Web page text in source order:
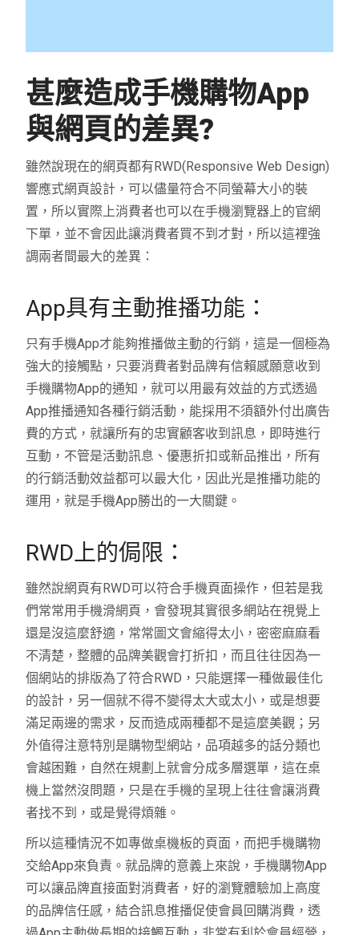
甚麼造成手機購物App
與網頁的差異?
雖然說現在的網頁都有RWD(Responsive Web Design)
響應式網頁設計，可以儘量符合不同螢幕大小的裝
置，所以實際上消費者也可以在手機瀏覽器上的官網
下單，並不會因此讓消費者買不到才對，所以這裡強
調兩者間最大的差異：
App具有主動推播功能：
只有手機App才能夠推播做主動的行銷，這是一個極為
強大的接觸點，只要消費者對品牌有信賴感願意收到
手機購物App的通知，就可以用最有效益的方式透過
App推播通知各種行銷活動，能採用不須額外付出廣告
費的方式，就讓所有的忠實顧客收到訊息，即時進行
互動，不管是活動訊息、優惠折扣或新品推出，所有
的行銷活動效益都可以最大化，因此光是推播功能的
運用，就是手機App勝出的一大關鍵。
RWD上的侷限：
雖然說網頁有RWD可以符合手機頁面操作，但若是我
們常常用手機滑網頁，會發現其實很多網站在視覺上
還是沒這麼舒適，常常圖文會縮得太小，密密麻麻看
不清楚，整體的品牌美觀會打折扣，而且往往因為一
個網站的排版為了符合RWD，只能選擇一種做最佳化
的設計，另一個就不得不變得太大或太小，或是想要
滿足兩邊的需求，反而造成兩種都不是這麼美觀；另
外值得注意特別是購物型網站，品項越多的話分類也
會越困難，自然在規劃上就會分成多層選單，這在桌
機上當然沒問題，只是在手機的呈現上往往會讓消費
者找不到，或是覺得煩雜。
所以這種情況不如專做桌機板的頁面，而把手機購物
交給App來負責。就品牌的意義上來說，手機購物App
可以讓品牌直接面對消費者，好的瀏覽體驗加上高度
的品牌信任感，結合訊息推播促使會員回購消費，透